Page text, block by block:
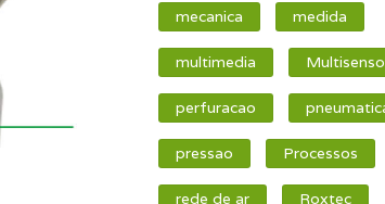
mecanica medida
multimedia
perfuracao
pressao Processos
rede de ar Roxtec